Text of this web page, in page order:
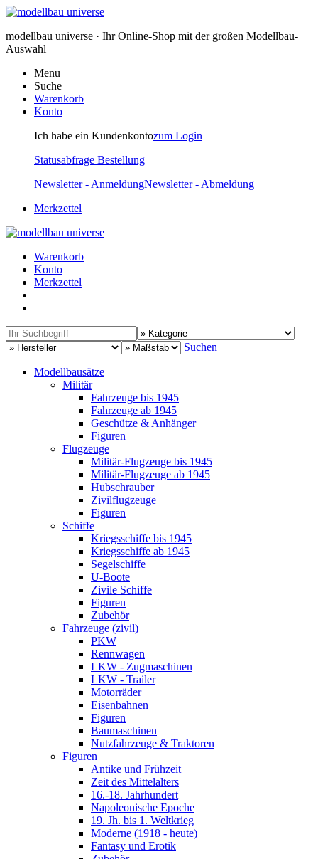
modellbau universe · Ihr Online-Shop mit der großen Modellbau-
Auswahl
Menu
Suche
Warenkorb
Konto
Ich habe ein Kundenkontozum Login
Statusabfrage Bestellung
Newsletter - AnmeldungNewsletter - Abmeldung
Merkzettel
Warenkorb
Konto
Merkzettel
Suchen
Modellbausätze
Militär
Fahrzeuge bis 1945
Fahrzeuge ab 1945
Geschütze & Anhänger
Figuren
Flugzeuge
Militär-Flugzeuge bis 1945
Militär-Flugzeuge ab 1945
Hubschrauber
Zivilflugzeuge
Figuren
Schiffe
Kriegsschiffe bis 1945
Kriegsschiffe ab 1945
Segelschiffe
U-Boote
Zivile Schiffe
Figuren
Zubehör
Fahrzeuge (zivil)
PKW
Rennwagen
LKW - Zugmaschinen
LKW - Trailer
Motorräder
Eisenbahnen
Figuren
Baumaschinen
Nutzfahrzeuge & Traktoren
Figuren
Antike und Frühzeit
Zeit des Mittelalters
16.-18. Jahrhundert
Napoleonische Epoche
19. Jh. bis 1. Weltkrieg
Moderne (1918 - heute)
Fantasy und Erotik